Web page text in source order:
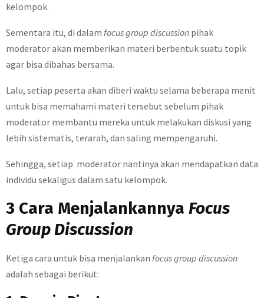
kelompok.
Sementara itu, di dalam focus group discussion pihak
moderator akan memberikan materi berbentuk suatu topik
agar bisa dibahas bersama.
Lalu, setiap peserta akan diberi waktu selama beberapa menit
untuk bisa memahami materi tersebut sebelum pihak
moderator membantu mereka untuk melakukan diskusi yang
lebih sistematis, terarah, dan saling mempengaruhi.
Sehingga, setiap moderator nantinya akan mendapatkan data
individu sekaligus dalam satu kelompok.
3 Cara Menjalankannya Focus
Group Discussion
Ketiga cara untuk bisa menjalankan focus group discussion
adalah sebagai berikut: